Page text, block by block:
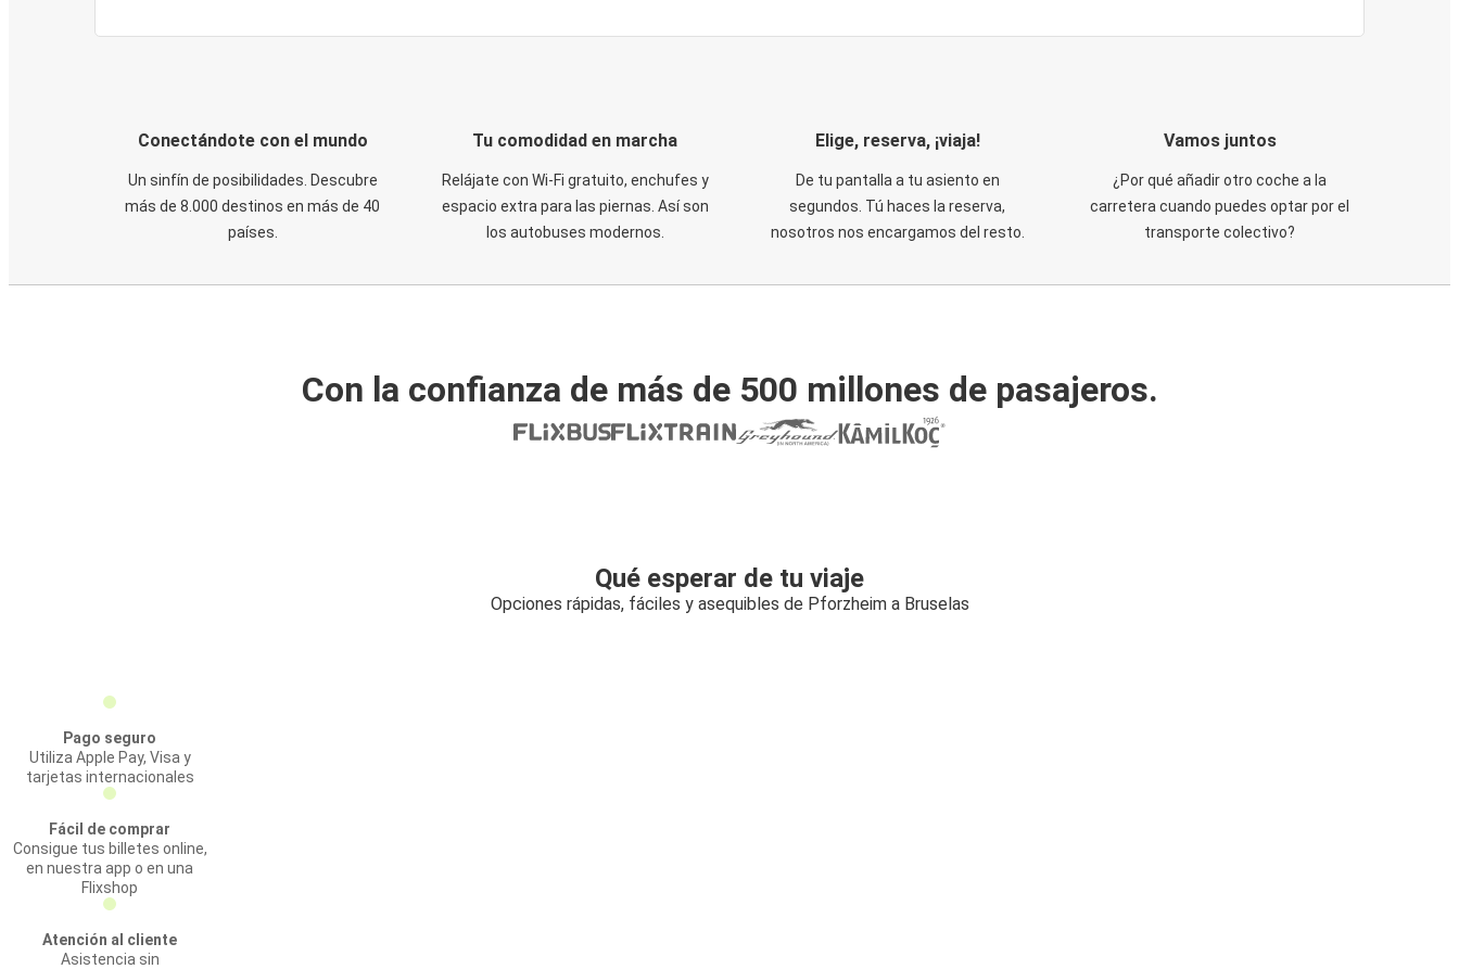
Conectándote con el mundo
Un sinfín de posibilidades. Descubre
más de 8.000 destinos en más de 40
países.
Tu comodidad en marcha
Relájate con Wi-Fi gratuito, enchufes y
espacio extra para las piernas. Así son
los autobuses modernos.
Elige, reserva, ¡viaja!
De tu pantalla a tu asiento en
segundos. Tú haces la reserva,
nosotros nos encargamos del resto.
Vamos juntos
¿Por qué añadir otro coche a la
carretera cuando puedes optar por el
transporte colectivo?
Con la confianza de más de 500 millones de pasajeros.
Qué esperar de tu viaje
Opciones rápidas, fáciles y asequibles de Pforzheim a Bruselas
Pago seguro
Utiliza Apple Pay, Visa y
tarjetas internacionales
Fácil de comprar
Consigue tus billetes online,
en nuestra app o en una
Flixshop
Atención al cliente
Asistencia sin